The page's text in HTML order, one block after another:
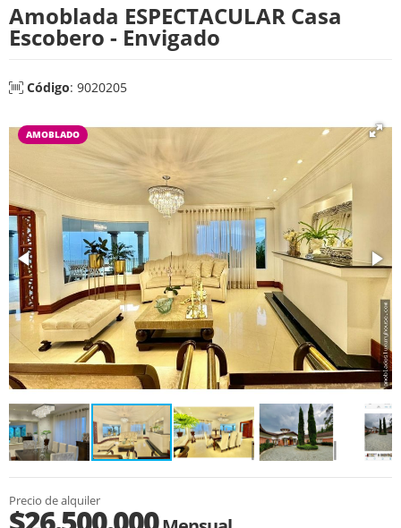
Amoblada ESPECTACULAR Casa
Escobero - Envigado
Código: 9020205
AMOBLADO
Precio de alquiler